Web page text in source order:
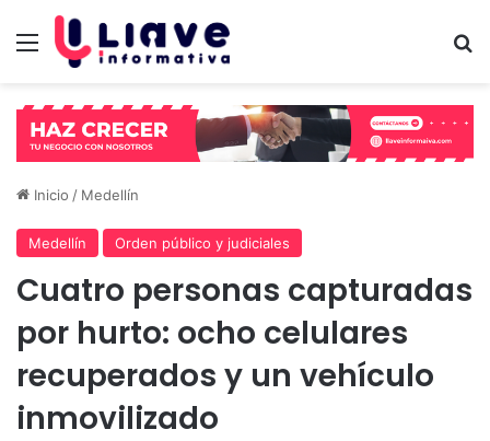
Menú
Inicio / Medellín
Medellín Orden público y judiciales
Cuatro personas capturadas
por hurto: ocho celulares
recuperados y un vehículo
inmovilizado